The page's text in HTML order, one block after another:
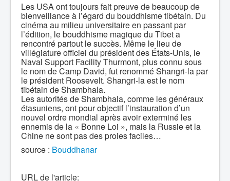
Les USA ont toujours fait preuve de beaucoup de
bienveillance à l’égard du bouddhisme tibétain. Du
cinéma au milieu universitaire en passant par
l’édition, le bouddhisme magique du Tibet a
rencontré partout le succès. Même le lieu de
villégiature officiel du président des États-Unis, le
Naval Support Facility Thurmont, plus connu sous
le nom de Camp David, fut renommé Shangri-la par
le président Roosevelt. Shangri-la est le nom
tibétain de Shambhala.
Les autorités de Shambhala, comme les généraux
étasuniens, ont pour objectif l’instauration d’un
nouvel ordre mondial après avoir exterminé les
ennemis de la « Bonne Loi », mais la Russie et la
Chine ne sont pas des proies faciles…
source : Bouddhanar
URL de l'article: